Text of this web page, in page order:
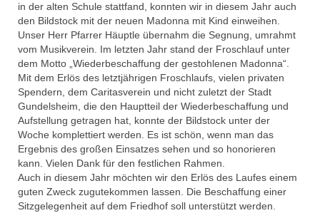
in der alten Schule stattfand, konnten wir in diesem Jahr auch
den Bildstock mit der neuen Madonna mit Kind einweihen.
Unser Herr Pfarrer Häuptle übernahm die Segnung, umrahmt
vom Musikverein. Im letzten Jahr stand der Froschlauf unter
dem Motto „Wiederbeschaffung der gestohlenen Madonna“.
Mit dem Erlös des letztjährigen Froschlaufs, vielen privaten
Spendern, dem Caritasverein und nicht zuletzt der Stadt
Gundelsheim, die den Hauptteil der Wiederbeschaffung und
Aufstellung getragen hat, konnte der Bildstock unter der
Woche komplettiert werden. Es ist schön, wenn man das
Ergebnis des großen Einsatzes sehen und so honorieren
kann. Vielen Dank für den festlichen Rahmen.
Auch in diesem Jahr möchten wir den Erlös des Laufes einem
guten Zweck zugutekommen lassen. Die Beschaffung einer
Sitzgelegenheit auf dem Friedhof soll unterstützt werden.